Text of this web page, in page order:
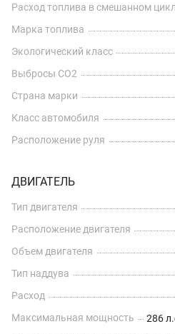
Расход топлива в смешанном
Марка топлива
Экологический класс
Выбросы CO2
Страна марки
Класс автомобиля
Расположение руля
ДВИГАТЕЛЬ
Тип двигателя
Расположение двигателя
Объем двигателя
Тип наддува
Расход
Максимальная мощность
286